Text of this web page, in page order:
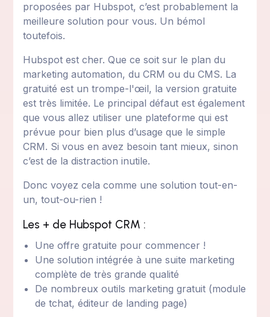
proposées par Hubspot, c’est probablement la
meilleure solution pour vous. Un bémol
toutefois.
Hubspot est cher. Que ce soit sur le plan du
marketing automation, du CRM ou du CMS. La
gratuité est un trompe-l'œil, la version gratuite
est très limitée. Le principal défaut est également
que vous allez utiliser une plateforme qui est
prévue pour bien plus d’usage que le simple
CRM. Si vous en avez besoin tant mieux, sinon
c’est de la distraction inutile.
Donc voyez cela comme une solution tout-en-
un, tout-ou-rien !
Les + de Hubspot CRM :
Une offre gratuite pour commencer !
Une solution intégrée à une suite marketing
complète de très grande qualité
De nombreux outils marketing gratuit (module
de tchat, éditeur de landing page)